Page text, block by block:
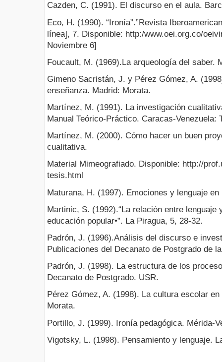
Cazden, C. (1991). El discurso en el aula.
Eco, H. (1990). “Ironía”.”Revista
línea], 7. Disponible: http:/www.oei.org.co/
Noviembre 6]
Foucault, M. (1969).La arqueología del saber.
Gimeno Sacristán, J. y Pérez Gómez, A.
enseñanza. Madrid: Morata.
Martínez, M. (1991). La investigación
Manual Teórico-Práctico. Caracas-Venezuela:
Martínez, M. (2000). Cómo hacer un buen
cualitativa.
Material Mimeografiado. Disponible: http://
tesis.html
Maturana, H. (1997). Emociones y lenguaje
Martinic, S. (1992).“La relación entre
educación popular•”. La Piragua, 5, 28-32.
Padrón, J. (1996).Análisis del discurso e
Publicaciones del Decanato de Postgrado de
Padrón, J. (1998). La estructura de los
Decanato de Postgrado. USR.
Pérez Gómez, A. (1998). La cultura escolar
Morata.
Portillo, J. (1999). Ironía pedagógica. Mérida-
Vigotsky, L. (1998). Pensamiento y lenguaje.